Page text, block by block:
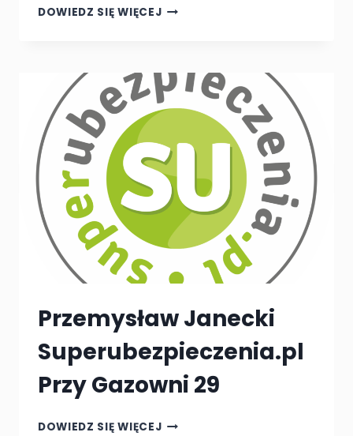
DOWIEDZ SIĘ WIĘCEJANNA
GAZOWNI
39
Przemysław Janecki
Superubezpieczenia.pl
Przy Gazowni 29
DOWIEDZ SIĘ WIĘCEJPRZEMYSŁAW